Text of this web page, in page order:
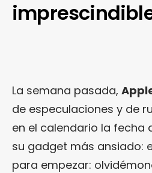
La semana pasada,
de especulaciones y de
en el calendario la fecha
su gadget más ansiado:
para empezar: